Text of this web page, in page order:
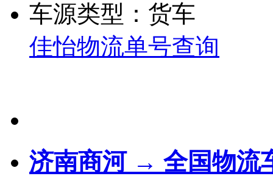
车源类型：货车
佳怡物流单号查询
济南商河 → 全国物流